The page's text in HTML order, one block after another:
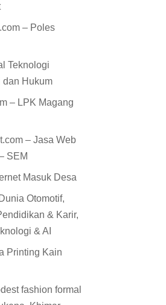
– Poles
Teknologi
dan Hukum
– LPK Magang
– Jasa Web
SEM
Masuk Desa
Otomotif,
& Karir,
& AI
Printing Kain
fashion formal